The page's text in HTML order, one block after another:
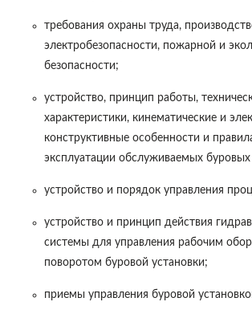
требования охраны труда,
электробезопасности, пожарной и
безопасности;
устройство, принцип работы,
характеристики, кинематические и
конструктивные особенности и
эксплуатации обслуживаемых
устройство и порядок управления
устройство и принцип действия
системы для управления рабочим
поворотом буровой установки;
приемы управления буровой